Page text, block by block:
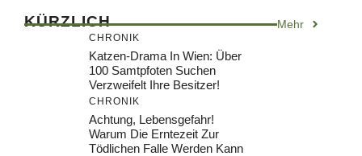
KÜRZLICH Mehr
CHRONIK
Katzen-Drama In Wien: Über
100 Samtpfoten Suchen
Verzweifelt Ihre Besitzer!
CHRONIK
Achtung, Lebensgefahr!
Warum Die Erntezeit Zur
Tödlichen Falle Werden Kann